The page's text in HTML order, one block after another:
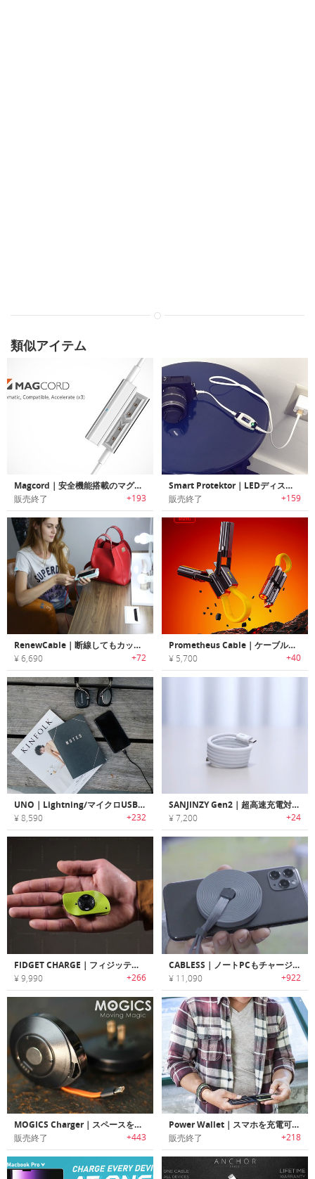
類似アイテム
Magcord｜安全機能搭載のマグネットアタッチ式高速充電ケーブル「マグコード」
販売終了 +193
Smart Protektor｜LEDディスプレイ付きで安全に高速充電/データ転送が行えるオールインワンケーブル「スマートプロテクター」
販売終了 +159
RenewCable｜断線してもカットして繰り返し再使用可能なUSBケーブル「リニューケーブル」
¥ 6,690 +72
Prometheus Cable｜ケーブル以上の存在。ライターとポケットナイフを備えた多機能充電ケーブル
¥ 5,700 +40
UNO｜Lightning/マイクロUSBとしても使用できるUSB Type-C マグネットケーブル「ユノ」
¥ 8,590 +232
SANJINZY Gen2｜超高速充電対応でマグネット収納できる便利な充電ケーブル
¥ 7,200 +24
FIDGET CHARGE｜フィジッティングが楽しめるポータブルユニバーサルケーブル「フィジェットチャージ」
¥ 9,990 +266
CABLESS｜ノートPCもチャージ可能な15-in-1充電ケーブル「ケーブレス」
¥ 11,090 +922
MOGICS Charger｜スペースを大幅に節約できる小型充電器「モジックス・チャージャー」
販売終了 +443
Power Wallet｜スマホを充電可能なポータブルバッテリースロット搭載ウォレット「パワーウォレット」
販売終了 +218